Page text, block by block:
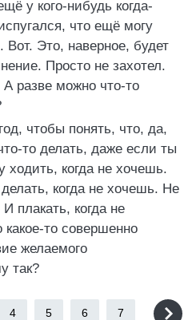
у кого-нибудь когда-
что ещё могу
Вот. Это, наверное, будет
Просто не захотел.
А разве можно что-то
чтобы понять, что, да,
то делать, даже если ты
ходить, когда не хочешь.
когда не хочешь. Не
плакать, когда не
то совершенно
желаемого
так?
4 5 6 7